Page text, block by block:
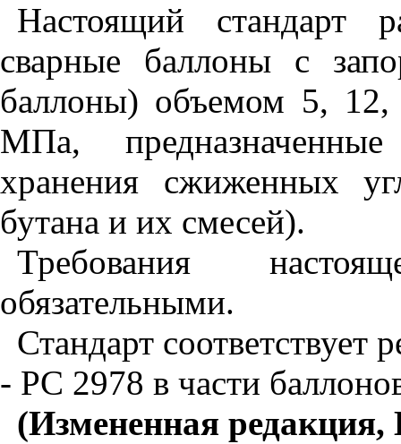
Настоящий стандарт
сварные баллоны с
баллоны) объемом 5,
МПа,
хранения сжиженных
бутана и их смесей).
Требования
обязательными.
Стандарт соответствует
- PC 2978 в части
(Измененная